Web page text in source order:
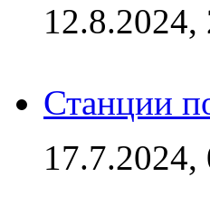
12.8.2024,
Станции
17.7.2024,